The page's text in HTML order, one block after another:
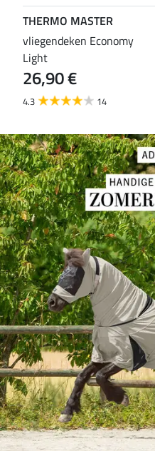
THERMO MASTER
vliegendeken Economy
Light
26,90 €
4.3 14